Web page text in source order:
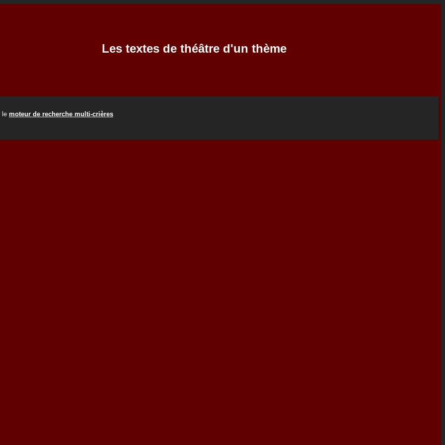
Les textes de théâtre d'un thème
le moteur de recherche multi-crières